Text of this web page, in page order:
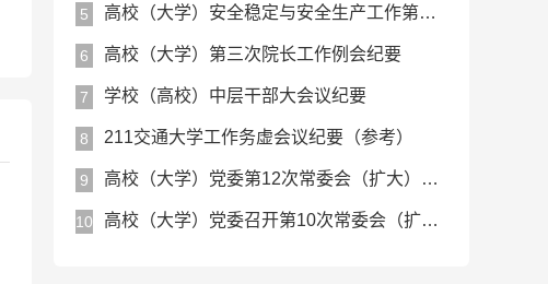
5 高校（大学）安全稳定与安全生产工作第七次会议纪要
6 高校（大学）第三次院长工作例会纪要
7 学校（高校）中层干部大会议纪要
8 211交通大学工作务虚会议纪要（参考）
9 高校（大学）党委第12次常委会（扩大）会议纪要
10 高校（大学）党委召开第10次常委会（扩大）会议纪要